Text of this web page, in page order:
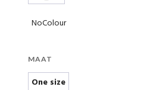
NoColour
MAAT
One size